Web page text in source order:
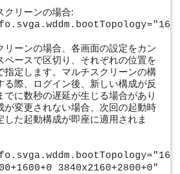
クリーンの場合:
リーンの場合、各画面の設定をカン
ペースで区切り、それぞれの位置を
指定します。マルチスクリーンの構
る際、ログイン後、新しい構成が反
でに数秒の遅延が生じる場合があり
が変更されない場合、次回の起動時
した起動構成が即座に適用されま
3840x2160+2800+0"